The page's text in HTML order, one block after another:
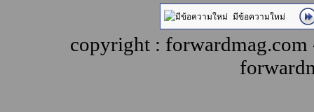
มีข้อความใหม่
copyright :